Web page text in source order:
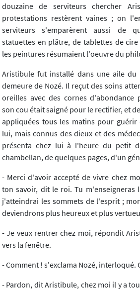
douzaine de serviteurs chercher
protestations restèrent vaines ; on
serviteurs s'emparèrent aussi de
statuettes en plâtre, de tablettes de
les peintures résumaient l'oeuvre du
Aristibule fut installé dans une aile
demeure de Nozé. Il reçut des soins
oreilles avec des cornes
son cou était saigné pour le rectifier, et
appliquées tous les matins pour guérir
lui, mais connus des dieux et des
présenta chez lui à l'heure du petit
chambellan, de quelques pages, d'un
- Merci d'avoir accepté de vivre chez
ton savoir, dit le roi. Tu m'enseigneras
j'atteindrai les sommets de l'esprit ;
deviendrons plus heureux et plus
- Je veux rentrer chez moi, répondit
vers la fenêtre.
- Comment ! s'exclama Nozé, interloqué.
- Pardon, dit Aristibule, chez moi il y a